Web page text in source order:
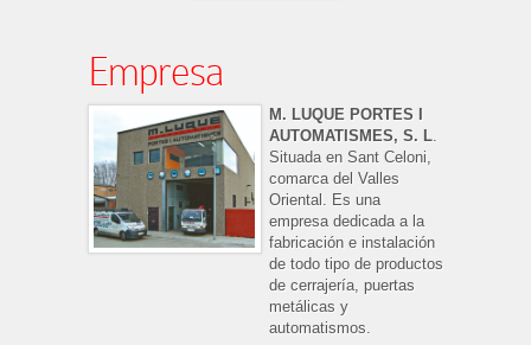
Empresa
M. LUQUE PORTES I
AUTOMATISMES, S. L.
Situada en Sant Celoni,
comarca del Valles
Oriental. Es una
empresa dedicada a la
fabricación e instalación
de todo tipo de productos
de cerrajería, puertas
metálicas y
automatismos.